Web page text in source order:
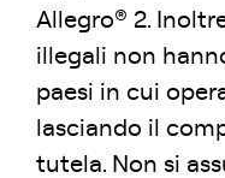
Allegro® 2.
illegali non
paesi in cui
lasciando il
tutela. Non si